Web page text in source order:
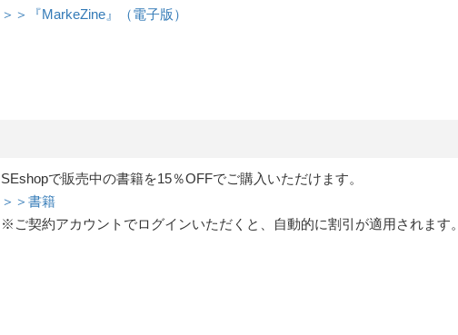
＞＞『MarkeZine』（電子版）
SEshopで販売中の書籍を15％OFFでご購入いただけます。
＞＞書籍
※ご契約アカウントでログインいただくと、自動的に割引が適用されます。